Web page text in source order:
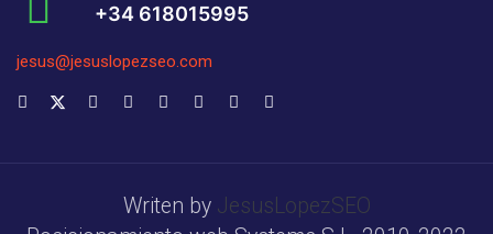
+34 618015995
jesus@jesuslopezseo.com
Writen by JesusLopezSEO